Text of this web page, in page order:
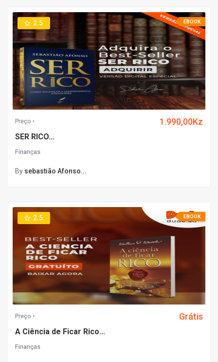
EBOOK
2.5
Preço 1.990,00Kz
SER RICO...
Finanças
By sebastião Afonso...
EBOOK
2.5
Preço Grátis
A Ciência de Ficar Rico...
Finanças